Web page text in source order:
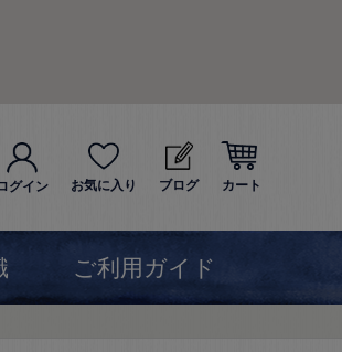
グイン お気に入り ブログ カート
ご利用ガイド